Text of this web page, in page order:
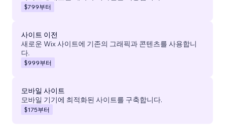
$799부터
사이트 이전
새로운 Wix 사이트에 기존의 그래픽과 콘텐츠를 사용합니
다.
$999부터
모바일 사이트
모바일 기기에 최적화된 사이트를 구축합니다.
$175부터